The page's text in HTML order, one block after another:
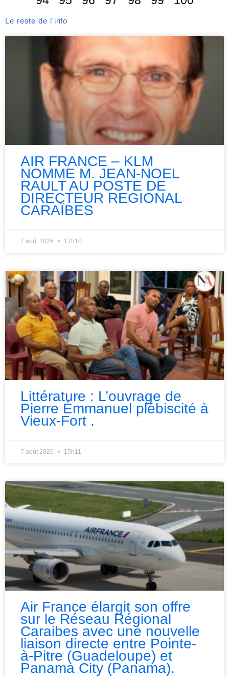
Le reste de l'info
AIR FRANCE – KLM
NOMME M. JEAN-NOEL
RAULT AU POSTE DE
DIRECTEUR REGIONAL
CARAÏBES
7 août 2026 17h10
Littérature : L’ouvrage de
Pierre Émmanuel plébiscité à
Vieux-Fort .
7 août 2026 15h11
Air France élargit son offre
sur le Réseau Régional
Caraibes avec une nouvelle
liaison directe entre Pointe-
à-Pitre (Guadeloupe) et
Panama City (Panama).